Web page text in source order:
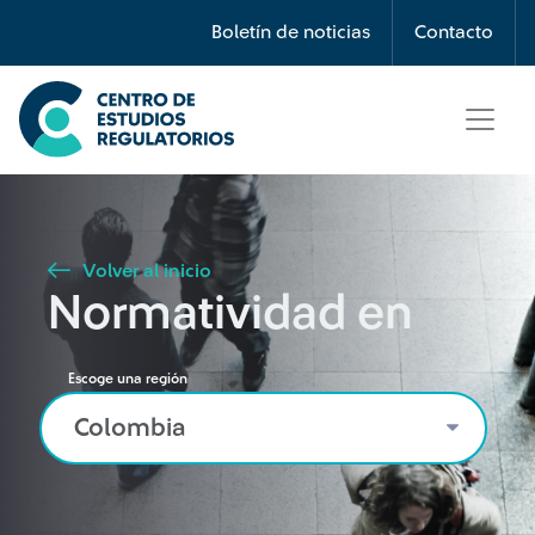
Boletín de noticias Contacto
Búsqueda
Seleccione país
Tipo de artículo
Buscar
Volver al inicio
Normatividad en
Escoge una región